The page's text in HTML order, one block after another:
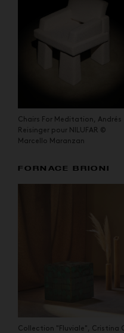
Chairs For Meditation, Andrés
Reisinger pour NILUFAR ©
Marcello Maranzan
FORNACE BRIONI
Collection "Fluviale", Cristina